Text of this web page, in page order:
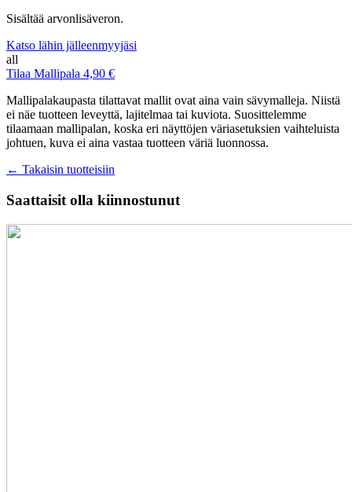
Sisältää arvonlisäveron.
Katso lähin jälleenmyyjäsi
all
Tilaa Mallipala 4,90 €
Mallipalakaupasta tilattavat mallit ovat aina vain sävymalleja. Niistä
ei näe tuotteen leveyttä, lajitelmaa tai kuviota. Suosittelemme
tilaamaan mallipalan, koska eri näyttöjen väriasetuksien vaihteluista
johtuen, kuva ei aina vastaa tuotteen väriä luonnossa.
← Takaisin tuotteisiin
Saattaisit olla kiinnostunut